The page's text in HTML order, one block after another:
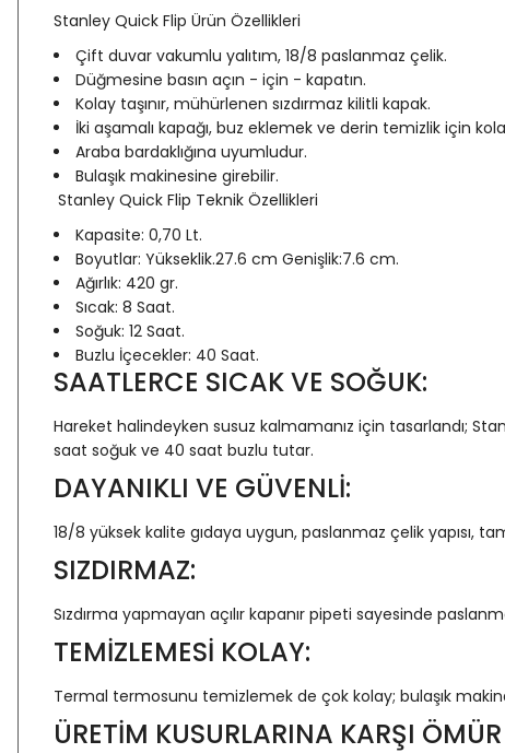
Stanley Quick Flip Ürün Özellikleri
Çift duvar vakumlu yalıtım, 18/8 paslanmaz çelik.
Düğmesine basın açın - için - kapatın.
Kolay taşınır, mühürlenen sızdırmaz kilitli kapak.
İki aşamalı kapağı, buz eklemek ve derin temizlik için
Araba bardaklığına uyumludur.
Bulaşık makinesine girebilir.
Stanley Quick Flip Teknik Özellikleri
Kapasite: 0,70 Lt.
Boyutlar: Yükseklik.27.6 cm Genişlik:7.6 cm.
Ağırlık: 420 gr.
Sıcak: 8 Saat.
Soğuk: 12 Saat.
Buzlu İçecekler: 40 Saat.
SAATLERCE SICAK VE SOĞUK:
Hareket halindeyken susuz kalmamanız için tasarlandı;
saat soğuk ve 40 saat buzlu tutar.
DAYANIKLI VE GÜVENLİ:
18/8 yüksek kalite gıdaya uygun, paslanmaz çelik yapısı,
SIZDIRMAZ:
Sızdırma yapmayan açılır kapanır pipeti sayesinde
TEMİZLEMESİ KOLAY:
Termal termosunu temizlemek de çok kolay; bulaşık
ÜRETİM KUSURLARINA KARŞI